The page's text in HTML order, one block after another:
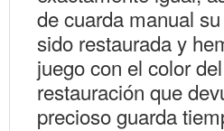
de cuarda manual
sido restaurada y
juego con el color
restauración que
precioso guarda